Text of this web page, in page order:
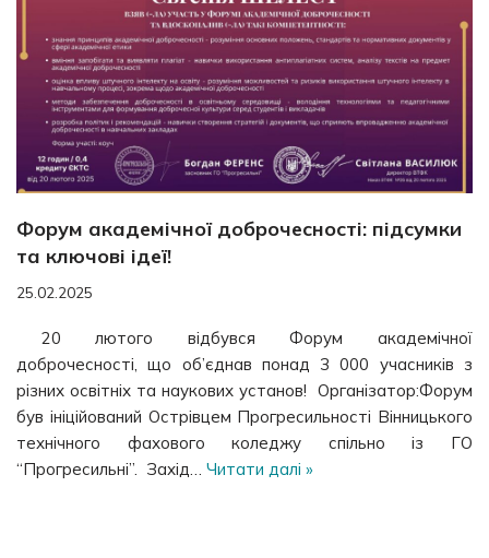
Форум академічної доброчесності: підсумки
та ключові ідеї!
25.02.2025
20 лютого відбувся Форум академічної
доброчесності, що об’єднав понад 3 000 учасників з
різних освітніх та наукових установ! Організатор:Форум
був ініційований Острівцем Прогресильності Вінницького
технічного фахового коледжу спільно із ГО
“Прогресильні”. Захід… Читати далі »